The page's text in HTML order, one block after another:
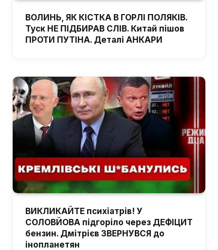
ВОЛИНЬ, ЯК КІСТКА В ГОРЛІ ПОЛЯКІВ.
Туск НЕ ПІДБИРАВ СЛІВ. Китай пішов
ПРОТИ ПУТІНА. Деталі АНКАРИ
ВИКЛИКАЙТЕ психіатрів! У
СОЛОВЙОВА підгоріло через ДЕФІЦИТ
бензин. Дмітрієв ЗВЕРНУВСЯ до
інопланетян